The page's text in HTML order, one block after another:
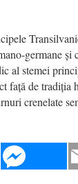
germane și
al stemei
față de tradiția
crenelate